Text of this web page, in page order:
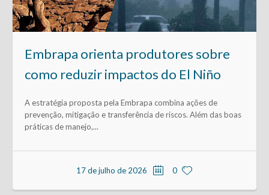
Embrapa orienta produtores sobre
como reduzir impactos do El Niño
A estratégia proposta pela Embrapa combina ações de
prevenção, mitigação e transferência de riscos. Além das boas
práticas de manejo,...
17 de julho de 2026 0